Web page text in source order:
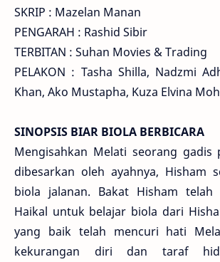
SKRIP : Mazelan Manan
PENGARAH : Rashid Sibir
TERBITAN : Suhan Movies & Trading
PELAKON : Tasha Shilla, Nadzmi
Khan, Ako Mustapha, Kuza Elvina
SINOPSIS BIAR BIOLA BERBICARA
Mengisahkan Melati seorang gadis
dibesarkan oleh ayahnya, Hisham
biola jalanan. Bakat Hisham
Haikal untuk belajar biola dari
yang baik telah mencuri hati
kekurangan diri dan taraf